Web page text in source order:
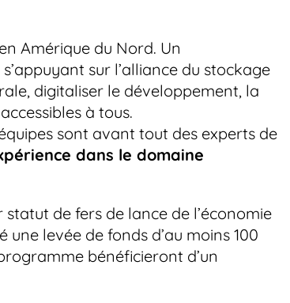
Amérique du Nord. Un
sur l’alliance du stockage
digitaliser le développement, la
à tous.
sont avant tout des experts de
dans le domaine
de fers de lance de l’économie
levée de fonds d’au moins 100
bénéficieront d’un